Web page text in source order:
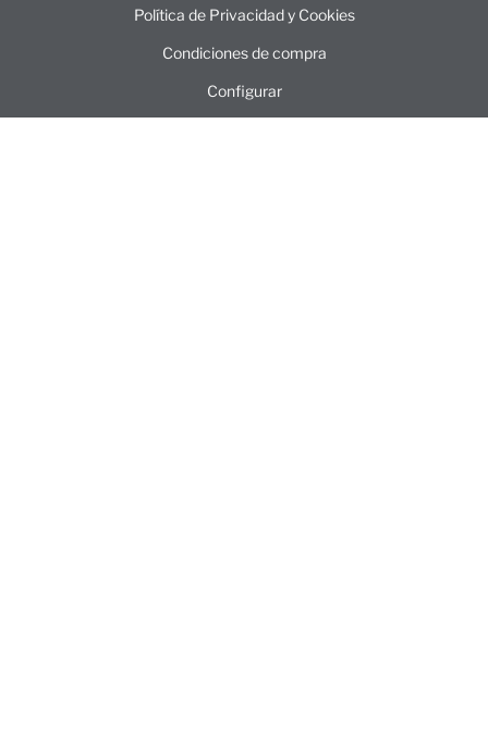
Política de Privacidad y Cookies
Condiciones de compra
Configurar